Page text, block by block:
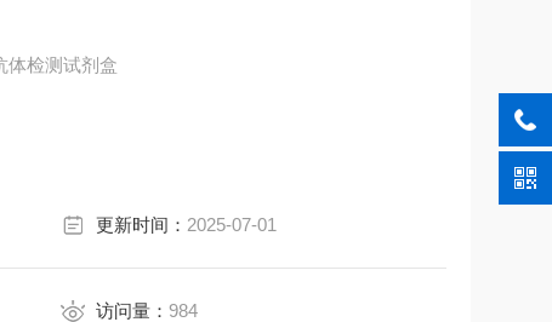
体检测试剂盒
更新时间： 2025-07-01
访问量： 984